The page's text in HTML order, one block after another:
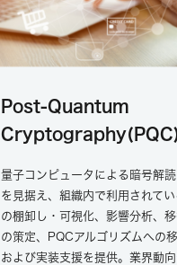
Post-Quantum
Cryptography(PQC)
量子コンピュータによる暗号解
を見据え、組織内で利用されて
の棚卸し・可視化、影響分析、
の策定、PQCアルゴリズムへの
および実装支援を提供。業界動